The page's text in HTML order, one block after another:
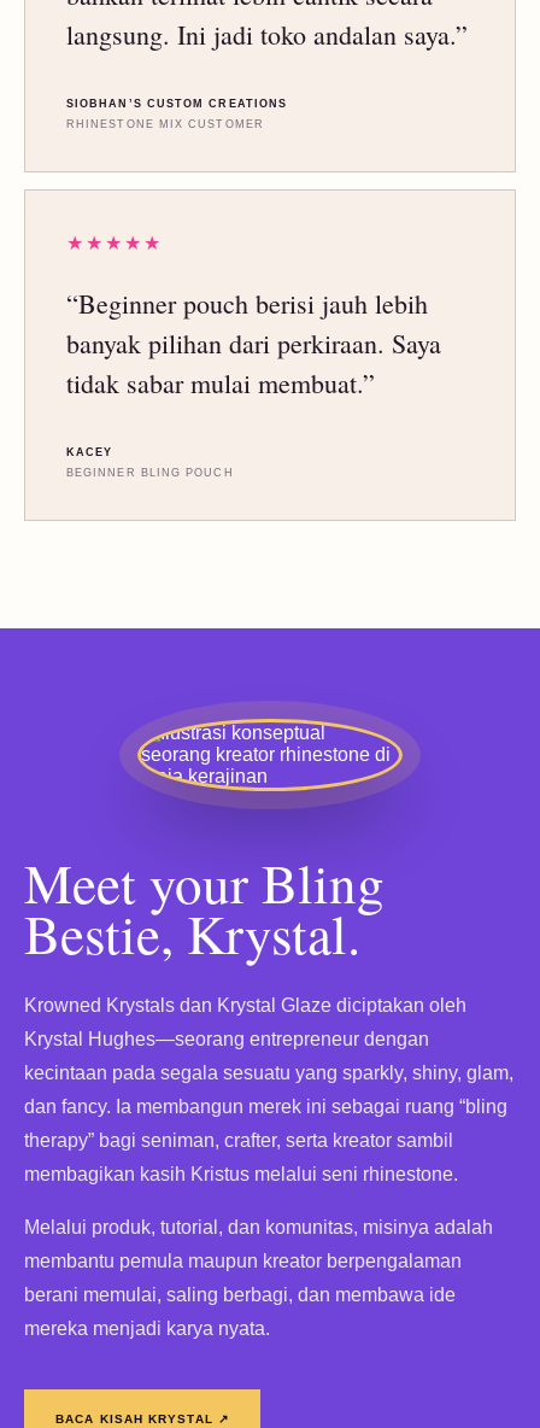
langsung. Ini jadi toko andalan saya.”
SIOBHAN’S CUSTOM CREATIONS
RHINESTONE MIX CUSTOMER
★★★★★
“Beginner pouch berisi jauh lebih
banyak pilihan dari perkiraan. Saya
tidak sabar mulai membuat.”
KACEY
BEGINNER BLING POUCH
Meet your Bling
Bestie, Krystal.
Krowned Krystals dan Krystal Glaze diciptakan oleh
Krystal Hughes—seorang entrepreneur dengan
kecintaan pada segala sesuatu yang sparkly, shiny, glam,
dan fancy. Ia membangun merek ini sebagai ruang “bling
therapy” bagi seniman, crafter, serta kreator sambil
membagikan kasih Kristus melalui seni rhinestone.
Melalui produk, tutorial, dan komunitas, misinya adalah
membantu pemula maupun kreator berpengalaman
berani memulai, saling berbagi, dan membawa ide
mereka menjadi karya nyata.
BACA KISAH KRYSTAL ↗